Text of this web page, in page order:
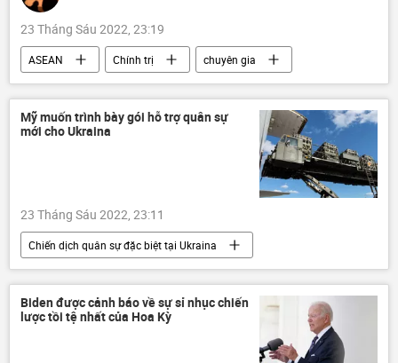
23 Tháng Sáu 2022, 23:19
ASEAN Chính trị
chuyên gia
Tác giả
Trung Quốc
Quan điểm-Ý kiến
Mỹ muốn trình bày gói hỗ trợ quân sự
mới cho Ukrainа
23 Tháng Sáu 2022, 23:11
Chiến dịch quân sự đặc biệt tại Ukraina
Ukraina
Cuộc khủng hoảng ở Ukraina
Hoa Kỳ
Báo chí thế giới Chính trị
Biden được cảnh báo về sự sỉ nhục chiến
lược tồi tệ nhất của Hoa Kỳ